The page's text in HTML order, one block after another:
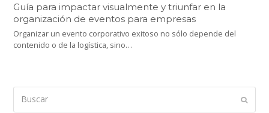
Guía para impactar visualmente y triunfar en la
organización de eventos para empresas
Organizar un evento corporativo exitoso no sólo depende del
contenido o de la logística, sino…
Enviar